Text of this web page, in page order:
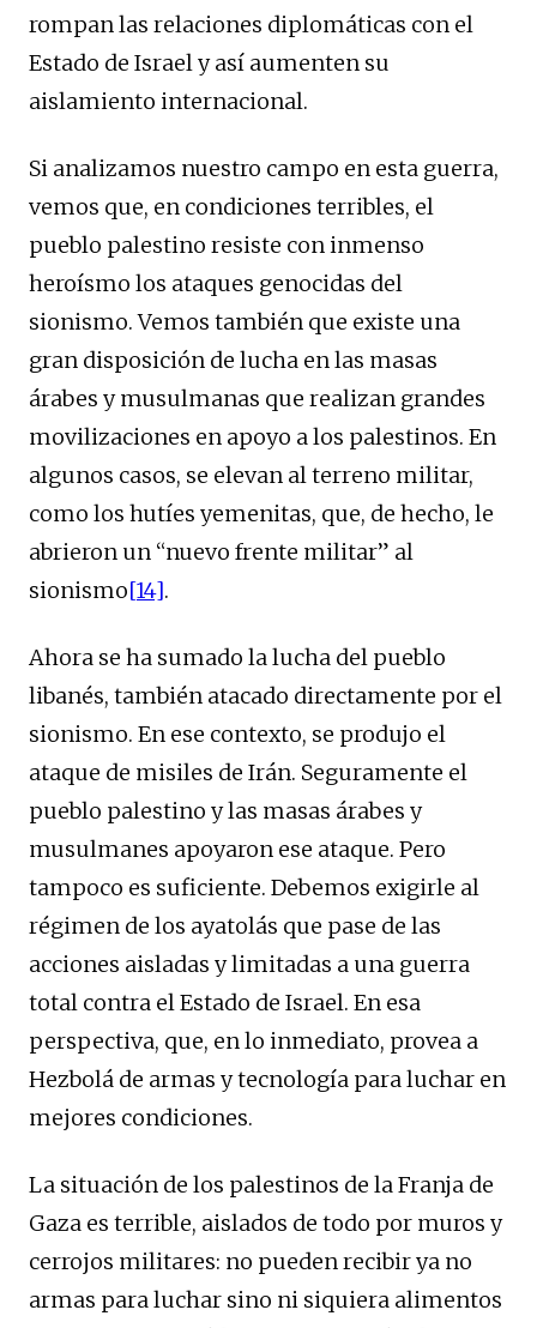
rompan las relaciones diplomáticas con el
Estado de Israel y así aumenten su
aislamiento internacional.
Si analizamos nuestro campo en esta guerra,
vemos que, en condiciones terribles, el
pueblo palestino resiste con inmenso
heroísmo los ataques genocidas del
sionismo. Vemos también que existe una
gran disposición de lucha en las masas
árabes y musulmanas que realizan grandes
movilizaciones en apoyo a los palestinos. En
algunos casos, se elevan al terreno militar,
como los hutíes yemenitas, que, de hecho, le
abrieron un “nuevo frente militar” al
sionismo[14].
Ahora se ha sumado la lucha del pueblo
libanés, también atacado directamente por el
sionismo. En ese contexto, se produjo el
ataque de misiles de Irán. Seguramente el
pueblo palestino y las masas árabes y
musulmanes apoyaron ese ataque. Pero
tampoco es suficiente. Debemos exigirle al
régimen de los ayatolás que pase de las
acciones aisladas y limitadas a una guerra
total contra el Estado de Israel. En esa
perspectiva, que, en lo inmediato, provea a
Hezbolá de armas y tecnología para luchar en
mejores condiciones.
La situación de los palestinos de la Franja de
Gaza es terrible, aislados de todo por muros y
cerrojos militares: no pueden recibir ya no
armas para luchar sino ni siquiera alimentos